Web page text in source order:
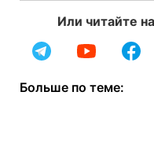
Или читайте
Больше по теме: